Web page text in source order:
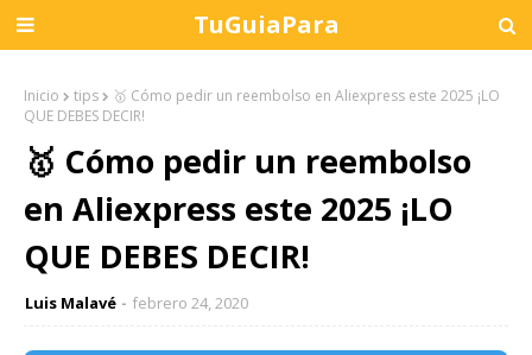
TuGuiaPara
Inicio tips
🥇 Cómo pedir un reembolso en Aliexpress este 2025 ¡LO
QUE DEBES DECIR!
🥇 Cómo pedir un reembolso
en Aliexpress este 2025 ¡LO
QUE DEBES DECIR!
Luis Malavé febrero 24, 2020